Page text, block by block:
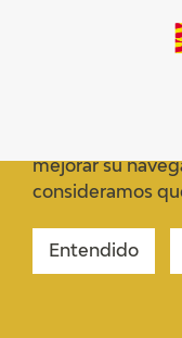
mejorar su
consideramos
Entendido